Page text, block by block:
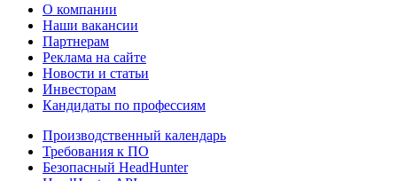
О компании
Наши вакансии
Партнерам
Реклама на сайте
Новости и статьи
Инвесторам
Кандидаты по профессиям
Производственный календарь
Требования к ПО
Безопасный HeadHunter